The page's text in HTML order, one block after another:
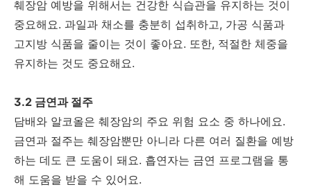
췌장암 예방을 위해서는 건강한 식습관을 유지하는 것이
중요해요. 과일과 채소를 충분히 섭취하고, 가공 식품과
고지방 식품을 줄이는 것이 좋아요. 또한, 적절한 체중을
유지하는 것도 중요해요.
3.2 금연과 절주
담배와 알코올은 췌장암의 주요 위험 요소 중 하나에요.
금연과 절주는 췌장암뿐만 아니라 다른 여러 질환을 예방
하는 데도 큰 도움이 돼요. 흡연자는 금연 프로그램을 통
해 도움을 받을 수 있어요.